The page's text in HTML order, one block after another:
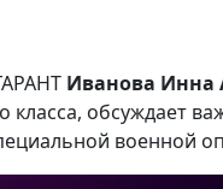
Иванова Инна
класса, обсуждает
военной